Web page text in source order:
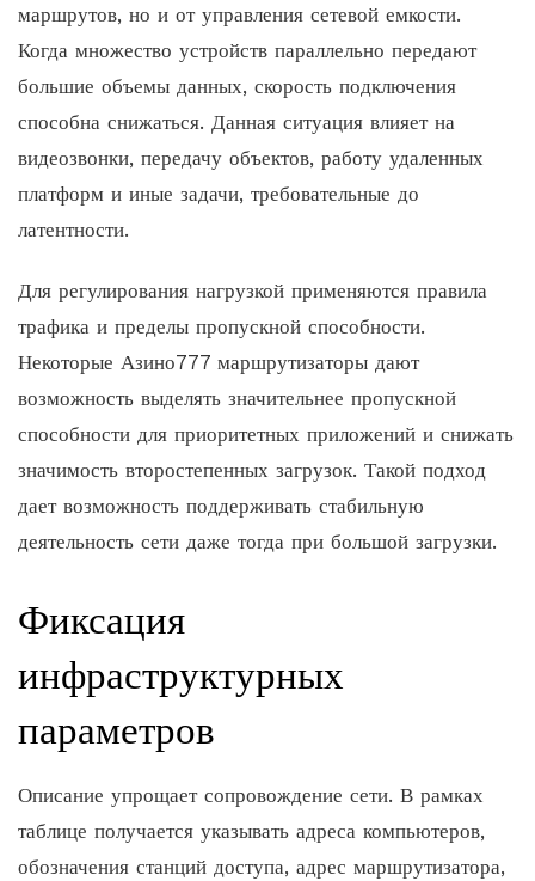
маршрутов, но и от управления сетевой емкости.
Когда множество устройств параллельно передают
большие объемы данных, скорость подключения
способна снижаться. Данная ситуация влияет на
видеозвонки, передачу объектов, работу удаленных
платформ и иные задачи, требовательные до
латентности.
Для регулирования нагрузкой применяются правила
трафика и пределы пропускной способности.
Некоторые Азино777 маршрутизаторы дают
возможность выделять значительнее пропускной
способности для приоритетных приложений и снижать
значимость второстепенных загрузок. Такой подход
дает возможность поддерживать стабильную
деятельность сети даже тогда при большой загрузки.
Фиксация
инфраструктурных
параметров
Описание упрощает сопровождение сети. В рамках
таблице получается указывать адреса компьютеров,
обозначения станций доступа, адрес маршрутизатора,